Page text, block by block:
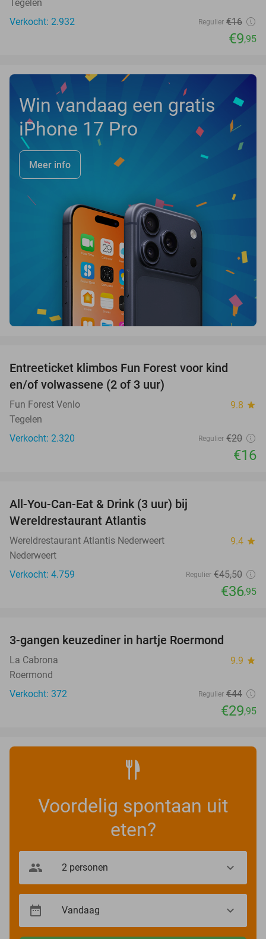
Tegelen
Verkocht: 2.932
Regulier €16
€9,95
Win vandaag een gratis
iPhone 17 Pro
Meer info
Entreeticket klimbos Fun Forest voor kind
en/of volwassene (2 of 3 uur)
Fun Forest Venlo 9.8 star
Tegelen
Verkocht: 2.320
Regulier €20
€16
All-You-Can-Eat & Drink (3 uur) bij
Wereldrestaurant Atlantis
Wereldrestaurant Atlantis Nederweert 9.4 star
Nederweert
Verkocht: 4.759
Regulier €45,50
€36,95
3-gangen keuzediner in hartje Roermond
La Cabrona 9.9 star
Roermond
Verkocht: 372
Regulier €44
€29,95
Voordelig spontaan uit
eten?